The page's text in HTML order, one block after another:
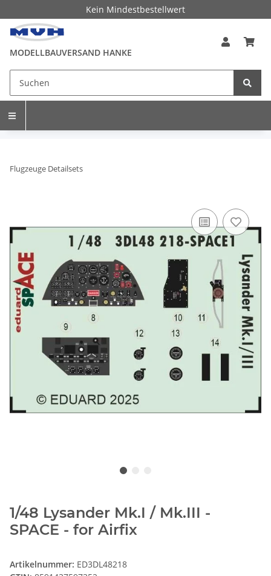
Kein Mindestbestellwert
MODELLBAUVERSAND HANKE
Flugzeuge Detailsets
1/48 Lysander Mk.I / Mk.III -
SPACE - for Airfix
Artikelnummer: ED3DL48218